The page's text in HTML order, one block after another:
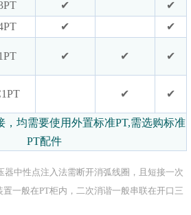
✔
✔
✔
✔
✔ ✔ ✔
✔ ✔
，均需要使用外置标准PT,需选购标准
PT配件
器中性点注入法需断开消弧线圈，且短接一次
一般在PT柜内，二次消谐一般串联在开口三